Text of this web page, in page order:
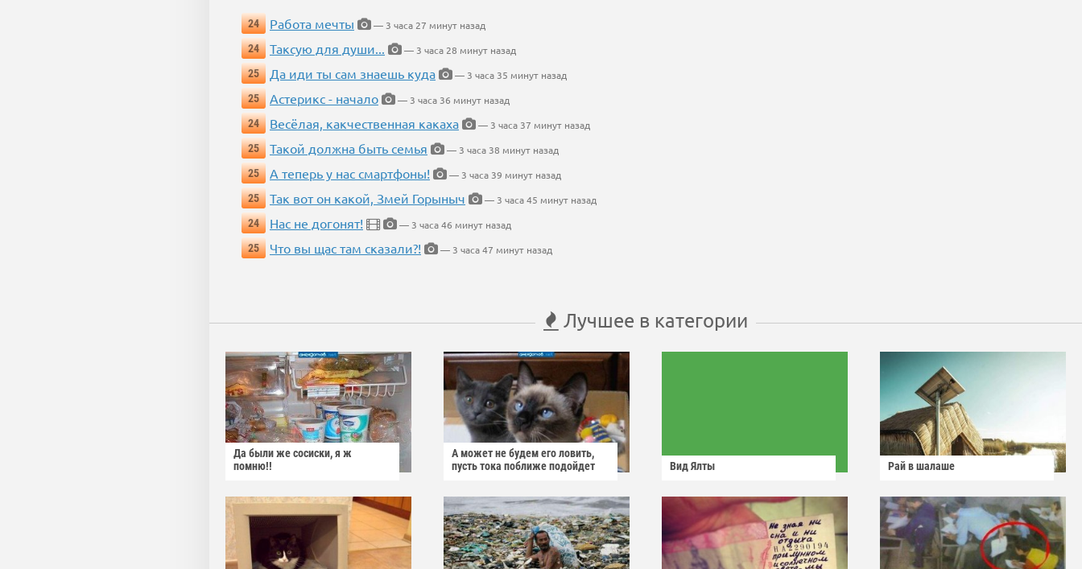
24 Работа мечты
— 3 часа 27 минут назад
24
Таксую для души...
— 3 часа 28 минут назад
25
Да иди ты сам знаешь куда
— 3 часа 35 минут назад
25
Астерикс - начало
— 3 часа 36 минут назад
24
Весёлая, какчественная какаха
— 3 часа 37 минут назад
25
Такой должна быть семья
— 3 часа 38 минут назад
25
А теперь у нас смартфоны!
— 3 часа 39 минут назад
25
Так вот он какой, Змей Горыныч
— 3 часа 45 минут назад
24
Нас не догонят!
— 3 часа 46 минут назад
25
Что вы щас там сказали?! — 3 часа 47 минут назад
Лучшее в категории
Да были же сосиски, я ж
помню!!
А может не будем его ловить,
пусть тока поближе подойдет
Вид Ялты Рай в шалаше